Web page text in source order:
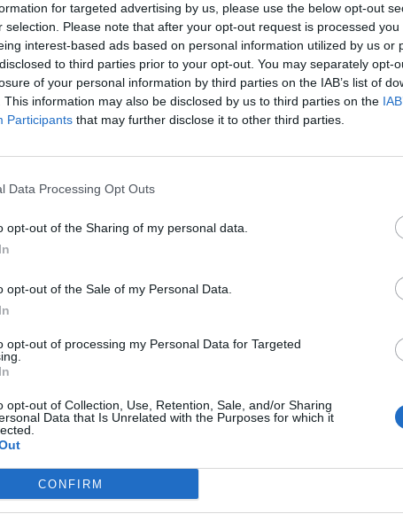
for targeted advertising by us, please use the below opt-out
selection. Please note that after your opt-out request is processed you
interest-based ads based on personal information utilized by us or
to third parties prior to your opt-out. You may separately opt-
of your personal information by third parties on the IAB’s list of
This information may also be disclosed by us to third parties on the
Participants that may further disclose it to other third parties.
Data Processing Opt Outs
opt-out of the Sharing of my personal data.
opt-out of the Sale of my Personal Data.
opt-out of processing my Personal Data for Targeted
opt-out of Collection, Use, Retention, Sale, and/or Sharing
Data that Is Unrelated with the Purposes for which it
CONFIRM
fel a közösségi médiába az orihivi ukrán
páncélosok bukkantak fel a mezőn.
róla, a tegnapi napon, Orihiv környékén indított ukrán
veszteségét jelentette Kijev számára. A harctéren
M2 Bradley gyalogsági harcjárművek és több Németország
portfolio.hu hírarchívumához tartozik, melynek olvasása
tartalmazza:
cikkarchívum
elmúlt 2 év napon belüli